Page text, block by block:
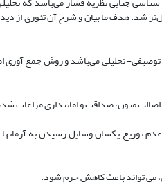
شد. هدف ما بیان و شرح آن تئوری از
تحلیلی می‌باشد و روش جمع آوری
متون، صداقت و امانتداری مراعات
توزیع یکسان وسایل رسیدن به
می تواند باعث کاهش جرم شود.